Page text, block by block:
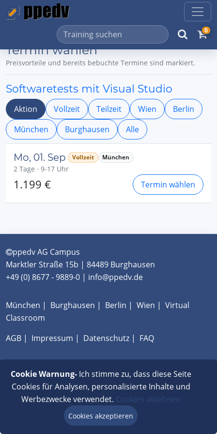
0
Termin wählen
Preisvorteile und bereits bebuchte Termine sind markiert.
Softwaretests mit Visual Studio
Aktion Vollzeit Teilzeit Wien
Berlin
München
Burghausen Alle
Mo, 01. Sep Vollzeit München
2 Tage · 9-17 Uhr
1.199 € Termin wählen
ppedv AG Campus
Marktler Straße 15b | 84489 Burghausen
+49 (0) 8677 - 9889-0 | info@ppedv.de
München | Burghausen | Berlin | Wien | Virtual
Classroom
AGB | Impressum | Datenschutz | FAQ
Cookie Warnung-Ich stimme zu, dass diese Seite
Cookies für Analysen, personalisierte Inhalte und
Werbezwecke verwendet. Cookies ablehnen
Cookies akzeptieren